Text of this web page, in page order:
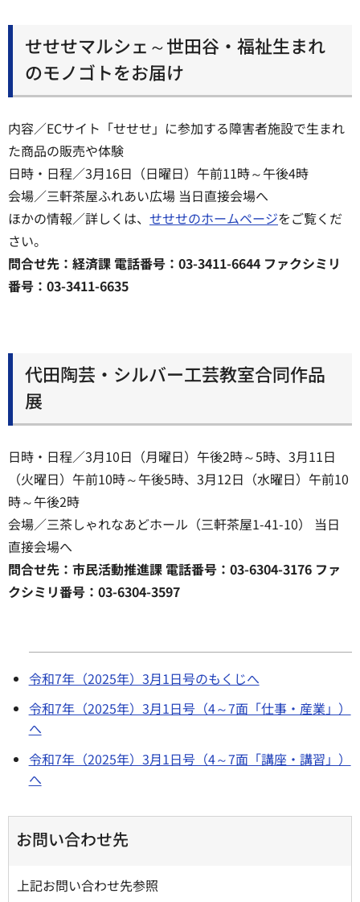
せせせマルシェ～世田谷・福祉生まれ
のモノゴトをお届け
内容／ECサイト「せせせ」に参加する障害者施設で生まれ
た商品の販売や体験
日時・日程／3月16日（日曜日）午前11時～午後4時
会場／三軒茶屋ふれあい広場 当日直接会場へ
ほかの情報／詳しくは、 せせせのホームページをご覧くだ
さい。
問合せ先：経済課 電話番号：03-3411-6644 ファクシミリ
番号：03-3411-6635
代田陶芸・シルバー工芸教室合同作品
展
日時・日程／3月10日（月曜日）午後2時～5時、3月11日
（火曜日）午前10時～午後5時、3月12日（水曜日）午前10
時～午後2時
会場／三茶しゃれなあどホール（三軒茶屋1-41-10） 当日
直接会場へ
問合せ先：市民活動推進課 電話番号：03-6304-3176 ファ
クシミリ番号：03-6304-3597
令和7年（2025年）3月1日号のもくじへ
令和7年（2025年）3月1日号（4～7面「仕事・産業」）
へ
令和7年（2025年）3月1日号（4～7面「講座・講習」）
へ
お問い合わせ先
上記お問い合わせ先参照